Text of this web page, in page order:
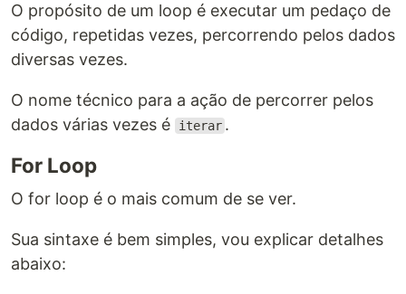
O propósito de um loop é executar um pedaço de
código, repetidas vezes, percorrendo pelos dados
diversas vezes.
O nome técnico para a ação de percorrer pelos
dados várias vezes é
iterar .
For Loop
O for loop é o mais comum de se ver.
Sua sintaxe é bem simples, vou explicar detalhes
abaixo: